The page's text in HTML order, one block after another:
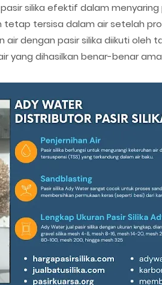
silika efektif dalam
tersisa dalam air setelah
air dengan pasir silika diikuti oleh
yang dihasilkan benar-benar